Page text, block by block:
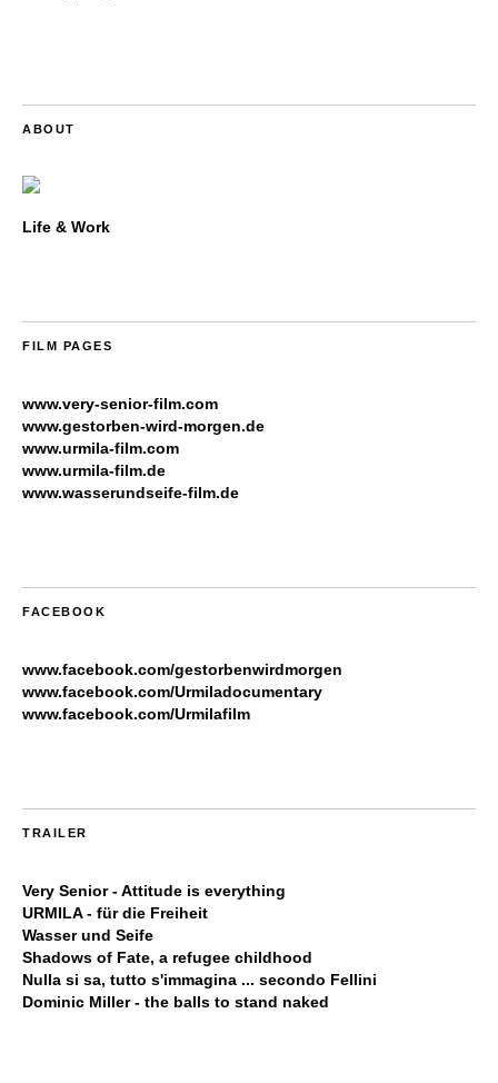
ABOUT
Life & Work
FILM PAGES
www.very-senior-film.com
www.gestorben-wird-morgen.de
www.urmila-film.com
www.urmila-film.de
www.wasserundseife-film.de
FACEBOOK
www.facebook.com/gestorbenwirdmorgen
www.facebook.com/Urmiladocumentary
www.facebook.com/Urmilafilm
TRAILER
Very Senior - Attitude is everything
URMILA - für die Freiheit
Wasser und Seife
Shadows of Fate, a refugee childhood
Nulla si sa, tutto s'immagina ... secondo Fellini
Dominic Miller - the balls to stand naked